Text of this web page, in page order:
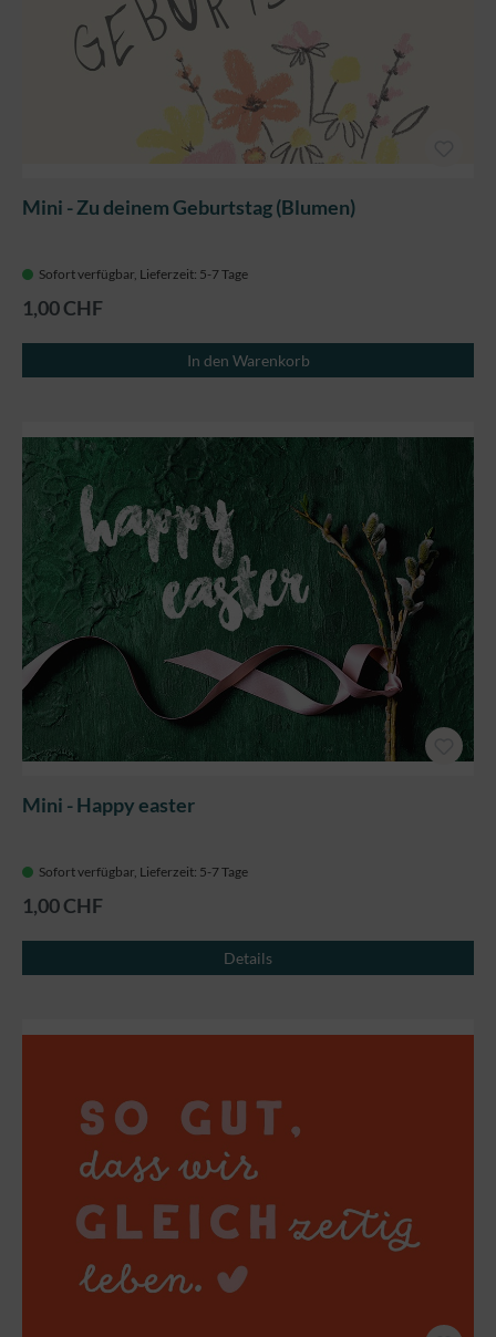
Mini - Zu deinem Geburtstag (Blumen)
Sofort verfügbar, Lieferzeit: 5-7 Tage
1,00 CHF
In den Warenkorb
Mini - Happy easter
Sofort verfügbar, Lieferzeit: 5-7 Tage
1,00 CHF
Details